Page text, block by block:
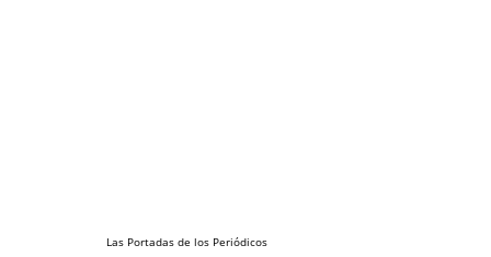
Las Portadas de los Periódicos